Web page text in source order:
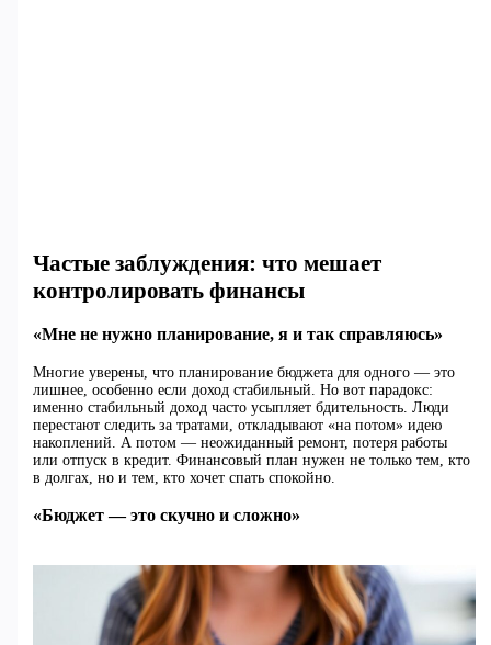
Частые заблуждения: что мешает
контролировать финансы
«Мне не нужно планирование, я и так справляюсь»
Многие уверены, что планирование бюджета для одного — это
лишнее, особенно если доход стабильный. Но вот парадокс:
именно стабильный доход часто усыпляет бдительность. Люди
перестают следить за тратами, откладывают «на потом» идею
накоплений. А потом — неожиданный ремонт, потеря работы
или отпуск в кредит. Финансовый план нужен не только тем, кто
в долгах, но и тем, кто хочет спать спокойно.
«Бюджет — это скучно и сложно»